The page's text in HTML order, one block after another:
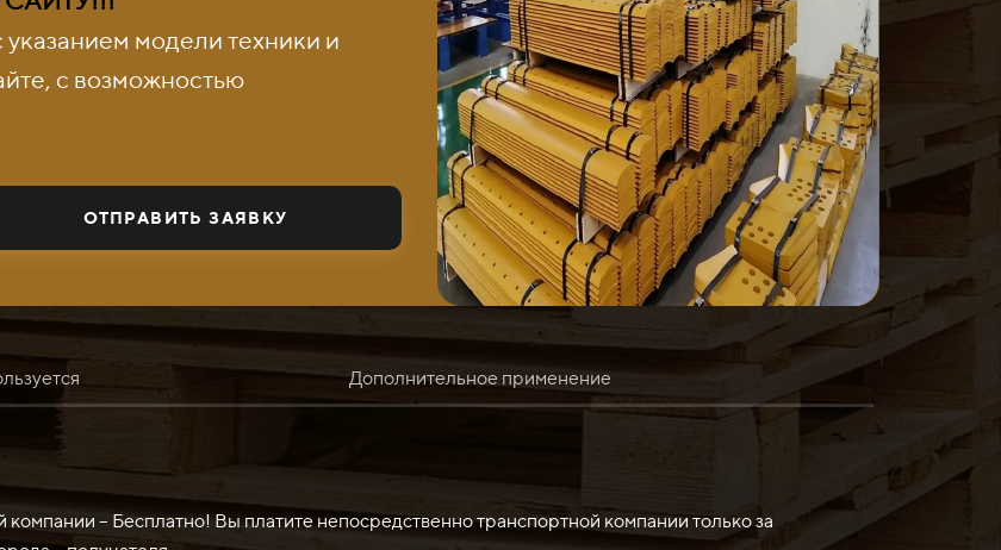
модели техники и
с возможностью
ОТПРАВИТЬ ЗАЯВКУ
Дополнительное применение
– Бесплатно! Вы платите непосредственно транспортной компании только за
в ручной и машинной обработке металла. Его основное назначение - отрезание,
пластик, кожу и т.д.